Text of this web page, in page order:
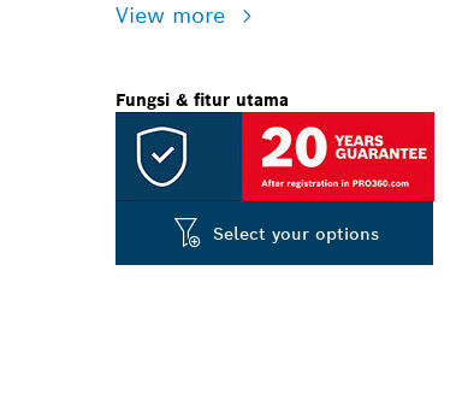
View more
Fungsi & fitur utama
Select your options